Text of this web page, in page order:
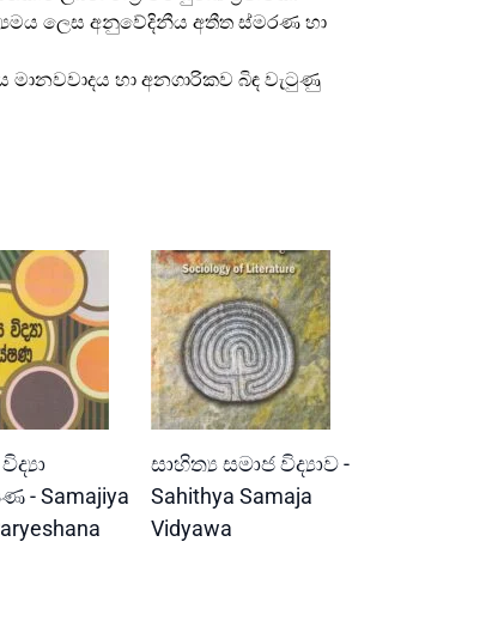
ලෙස අනුවේදිනීය අතීත ස්මරණ හා
හා අනගාරිකව බිඳ වැටුණු
- Samajiya
සාහිත්‍ය සමාජ විද්‍යාව -
Sahithya Samaja
Vidyawa